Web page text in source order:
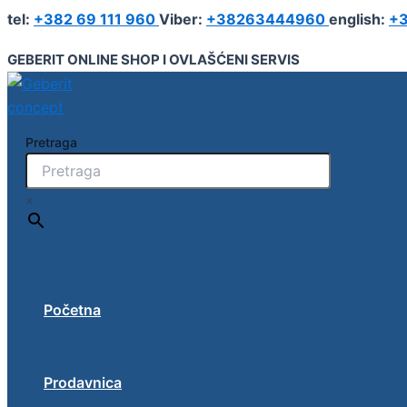
Pređi
sadržaj
tel: +382 69 111 960 Viber: +38263444960 english:
GEBERIT ONLINE SHOP I OVLAŠĆENI SERVIS
Pretraga
×
Početna
Prodavnica
iCon
regal
količina